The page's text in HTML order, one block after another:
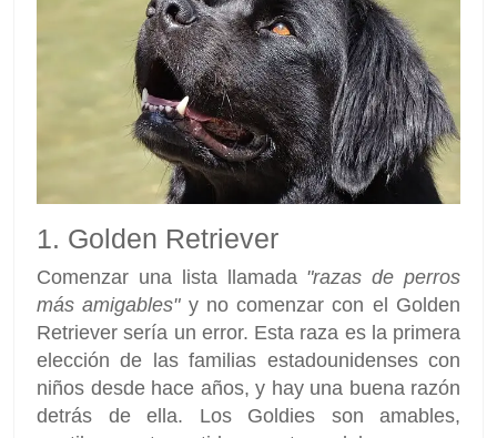
1. Golden Retriever
Comenzar una lista llamada "razas de perros
más amigables"y no comenzar con el Golden
Retriever sería un error. Esta raza es la primera
elección de las familias estadounidenses con
niños desde hace años, y hay una buena razón
detrás de ella. Los Goldies son amables,